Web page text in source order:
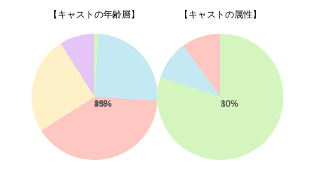
【キャストの年齢層】
1%
25%
40%
25%
9%
【キャストの属性】
80%
10%
10%